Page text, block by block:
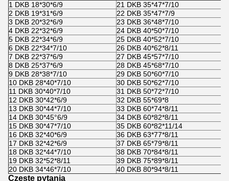
1 DKB 18*30*6/9
21 DKB 35*47*7/10
2 DKB 19*31*6/9
22 DKB 35*47*7/9
3 DKB 20*32*6/9
23 DKB 36*48*7/10
4 DKB 22*32*6/9
24 DKB 40*50*7/10
5 DKB 22*34*6/9
25 DKB 40*52*7/10
6 DKB 22*34*7/10
26 DKB 40*62*8/11
7 DKB 22*37*6/9
27 DKB 45*57*7/10
8 DKB 25*37*6/9
28 DKB 45*68*7/10
9 DKB 28*38*7/10
29 DKB 50*60*7/10
10 DKB 28*40*7/10
30 DKB 50*62*7/10
11 DKB 30*40*7/10
31 DKB 50*72*7/10
12 DKB 30*42*6/9
32 DKB 55*69*8
13 DKB 30*44*7/10
33 DKB 60*74*8/11
14 DKB 30*45°6/9
34 DKB 60*82*8/11
15 DKB 30*47*7/10
35 DKB 60*82*11/14
16 DKB 32*40*6/9
36 DKB 63*77*8/11
17 DKB 32*42*6/9
37 DKB 65*79*8/11
18 DKB 32*44*7/10
38 DKB 70*84*8/11
19 DKB 32*52*8/11
39 DKB 75*89*8/11
20 DKB 34*46*7/10
40 DKB 80*94*8/11
Częste pytania